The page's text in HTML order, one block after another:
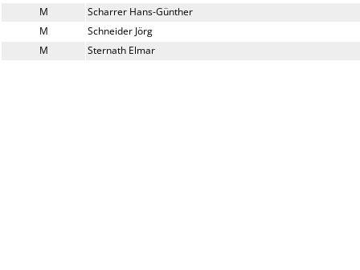
M
Scharrer Hans-Günther
M
Schneider Jörg
M
Sternath Elmar